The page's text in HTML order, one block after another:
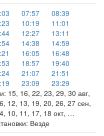
07:57
08:39
10:19
11:01
12:27
13:11
14:38
14:59
16:05
16:48
18:57
19:40
21:07
21:51
23:09
23:29
15, 16, 22, 23, 29, 30 авг,
12, 13, 19, 20, 26, 27 сен,
10, 11, 17, 18 окт, …
Везде